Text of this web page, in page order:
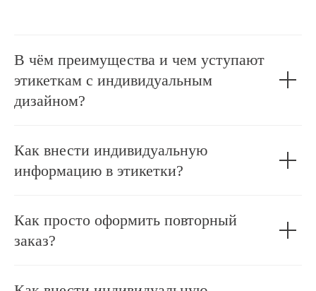
В чём преимущества и чем уступают
этикеткам с индивидуальным
дизайном?
Как внести индивидуальную
информацию в этикетки?
Как просто оформить повторный
заказ?
доставка до ПВЗ
Boxbery
ПОДРОБНЕЕ
Dostavista
Яндекс доставка